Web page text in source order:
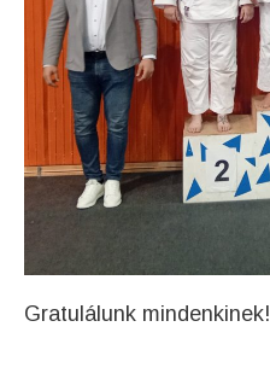
Gratulálunk mindenkinek!